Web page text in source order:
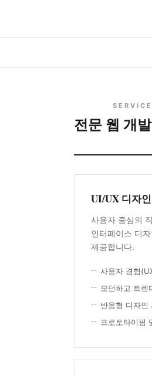
전문 웹 개
UI/UX 디자인
사용자 중심의
인터페이스 디
제공합니다.
사용자 경험
모던하고 트렌
반응형 디자인
프로토타이핑